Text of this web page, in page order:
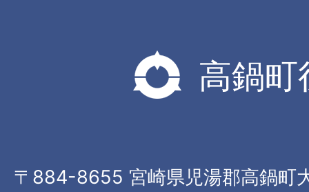
高鍋町
〒884-8655 宮崎県児湯郡高鍋町